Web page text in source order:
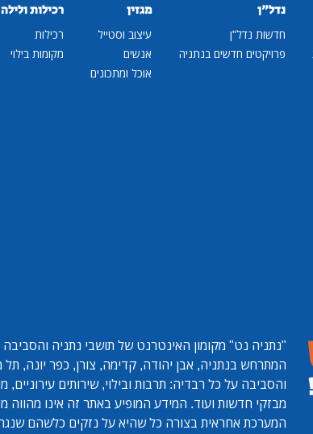
נדל"ן
חדשות נדל"ן
פרויקטים חדשים בנתניה
מגזין
עיצוב וסטייל
אנשים
אוכל ומתכונים
רכילות ולילה
רכילות
מקומות בילוי
"נתניה נט" מקומון האינטרנט של תושבי נתניה
המתרחש בנתניה, אבן יהודה, קדימה, צורן, כפר יונה, תל
והסביבה על כל רבדיה: תרבות ובילוי, שירותים
מבזקי חדשות ועוד. המידע המופיע באתר זה אינו מהווה
המערכת אחראית בצורה כל שהיא על נזקים כלשהם